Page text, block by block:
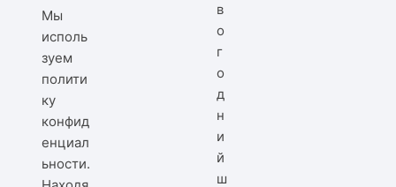
Мы
исполь
зуем
полити
ку
конфид
енциал
ьности.
в
о
г
о
д
н
и
й
ш